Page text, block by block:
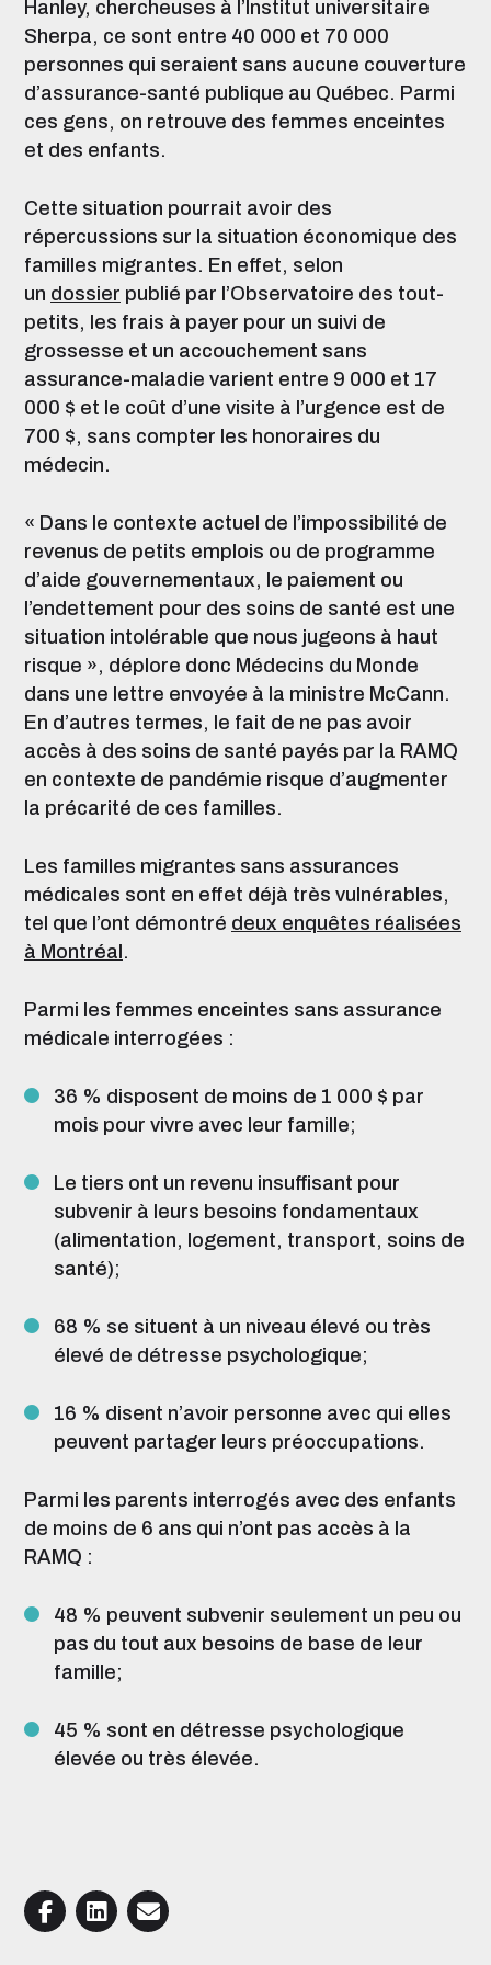
Hanley, chercheuses à l’Institut universitaire
Sherpa, ce sont entre 40 000 et 70 000
personnes qui seraient sans aucune couverture
d’assurance-santé publique au Québec. Parmi
ces gens, on retrouve des femmes enceintes
et des enfants.
Cette situation pourrait avoir des
répercussions sur la situation économique des
familles migrantes. En effet, selon
un dossier publié par l’Observatoire des tout-
petits, les frais à payer pour un suivi de
grossesse et un accouchement sans
assurance-maladie varient entre 9 000 et 17
000 $ et le coût d’une visite à l’urgence est de
700 $, sans compter les honoraires du
médecin.
« Dans le contexte actuel de l’impossibilité de
revenus de petits emplois ou de programme
d’aide gouvernementaux, le paiement ou
l’endettement pour des soins de santé est une
situation intolérable que nous jugeons à haut
risque », déplore donc Médecins du Monde
dans une lettre envoyée à la ministre McCann.
En d’autres termes, le fait de ne pas avoir
accès à des soins de santé payés par la RAMQ
en contexte de pandémie risque d’augmenter
la précarité de ces familles.
Les familles migrantes sans assurances
médicales sont en effet déjà très vulnérables,
tel que l’ont démontré deux enquêtes réalisées
à Montréal .
Parmi les femmes enceintes sans assurance
médicale interrogées :
36 % disposent de moins de 1 000 $ par
mois pour vivre avec leur famille;
Le tiers ont un revenu insuffisant pour
subvenir à leurs besoins fondamentaux
(alimentation, logement, transport, soins de
santé);
68 % se situent à un niveau élevé ou très
élevé de détresse psychologique;
16 % disent n’avoir personne avec qui elles
peuvent partager leurs préoccupations.
Parmi les parents interrogés avec des enfants
de moins de 6 ans qui n’ont pas accès à la
RAMQ :
48 % peuvent subvenir seulement un peu ou
pas du tout aux besoins de base de leur
famille;
45 % sont en détresse psychologique
élevée ou très élevée.